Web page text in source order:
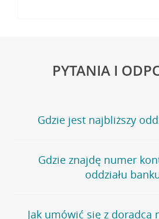
PYTANIA I
Gdzie jest najbliższy
Jeśli szukasz oddziału naszego
stronęPlacówki i bankomaty, na
wygodna wyszukiwarka.
oddziałów
Gdzie znajdę numer
oddziału
Bank Credit Agricole nie udostępnia
Jak umówić się z doradcą